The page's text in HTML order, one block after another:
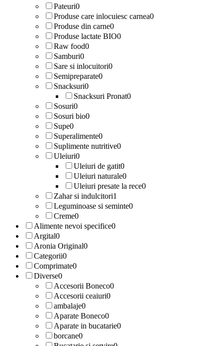
Pateuri0
Produse care inlocuiesc carnea0
Produse din carne0
Produse lactate BIO0
Raw food0
Samburi0
Sare si inlocuitori0
Semipreparate0
Snacksuri0
Snacksuri Pronat0
Sosuri0
Sosuri bio0
Supe0
Superalimente0
Suplimente nutritive0
Uleiuri0
Uleiuri de gatit0
Uleiuri naturale0
Uleiuri presate la rece0
Zahar si indulcitori1
Leguminoase si seminte0
Creme0
Alimente nevoi specifice0
Argital0
Aronia Original0
Categorii0
Comprimate0
Diverse0
Accesorii Boneco0
Accesorii ceaiuri0
ambalaje0
Aparate Boneco0
Aparate in bucatarie0
borcane0